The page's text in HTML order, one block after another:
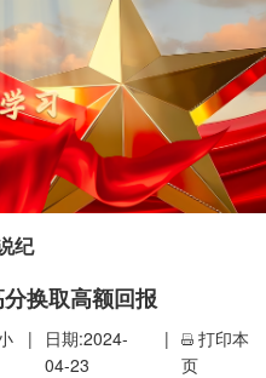
纪
换取高额回报
|
日期:2024-
04-23
|
打印本
页